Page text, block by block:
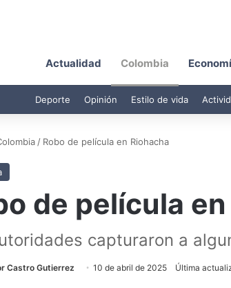
Actualidad Colombia
Deporte Opinión Estilo de vida
/ Robo de película en Riohacha
de película
capturaron a
Castro Gutierrez 10 de abril de 2025 Última